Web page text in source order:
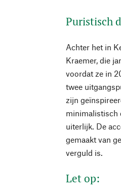
Puristisch
Achter het in
Kraemer, die
voordat ze in
twee
zijn
minimalistisch
uiterlijk. De
gemaakt van
verguld is.
Let op: